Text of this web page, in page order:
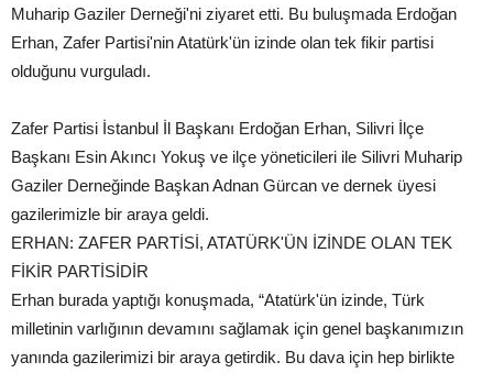
Muharip Gaziler Derneği'ni ziyaret etti. Bu buluşmada Erdoğan
Erhan, Zafer Partisi'nin Atatürk'ün izinde olan tek fikir partisi
olduğunu vurguladı.
Zafer Partisi İstanbul İl Başkanı Erdoğan Erhan, Silivri İlçe
Başkanı Esin Akıncı Yokuş ve ilçe yöneticileri ile Silivri Muharip
Gaziler Derneğinde Başkan Adnan Gürcan ve dernek üyesi
gazilerimizle bir araya geldi.
ERHAN: ZAFER PARTİSİ, ATATÜRK'ÜN İZİNDE OLAN TEK
FİKİR PARTİSİDİR
Erhan burada yaptığı konuşmada, “Atatürk'ün izinde, Türk
milletinin varlığının devamını sağlamak için genel başkanımızın
yanında gazilerimizi bir araya getirdik. Bu dava için hep birlikte